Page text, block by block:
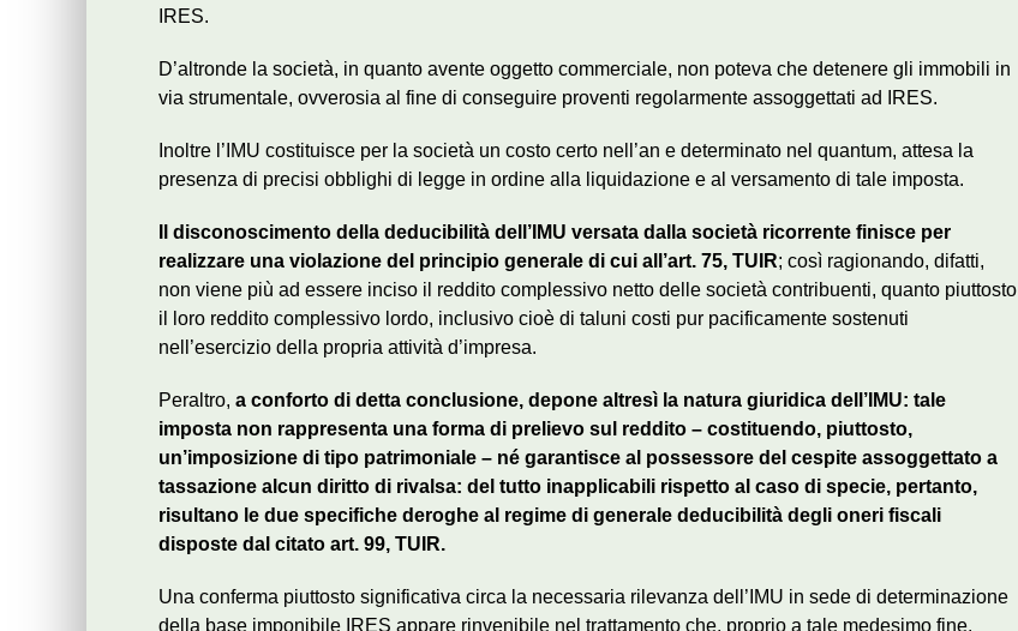
IRES.
D’altronde la società, in quanto avente oggetto commerciale, non poteva che detenere gli immobili in
via strumentale, ovverosia al fine di conseguire proventi regolarmente assoggettati ad IRES.
Inoltre l’IMU costituisce per la società un costo certo nell’an e determinato nel quantum, attesa la
presenza di precisi obblighi di legge in ordine alla liquidazione e al versamento di tale imposta.
Il disconoscimento della deducibilità dell’IMU versata dalla società ricorrente finisce per
realizzare una violazione del principio generale di cui all’art. 75, TUIR; così ragionando, difatti,
non viene più ad essere inciso il reddito complessivo netto delle società contribuenti, quanto piuttosto
il loro reddito complessivo lordo, inclusivo cioè di taluni costi pur pacificamente sostenuti
nell’esercizio della propria attività d’impresa.
Peraltro, a conforto di detta conclusione, depone altresì la natura giuridica dell’IMU: tale
imposta non rappresenta una forma di prelievo sul reddito – costituendo, piuttosto,
un’imposizione di tipo patrimoniale – né garantisce al possessore del cespite assoggettato a
tassazione alcun diritto di rivalsa: del tutto inapplicabili rispetto al caso di specie, pertanto,
risultano le due specifiche deroghe al regime di generale deducibilità degli oneri fiscali
disposte dal citato art. 99, TUIR.
Una conferma piuttosto significativa circa la necessaria rilevanza dell’IMU in sede di determinazione
della base imponibile IRES appare rinvenibile nel trattamento che, proprio a tale medesimo fine,